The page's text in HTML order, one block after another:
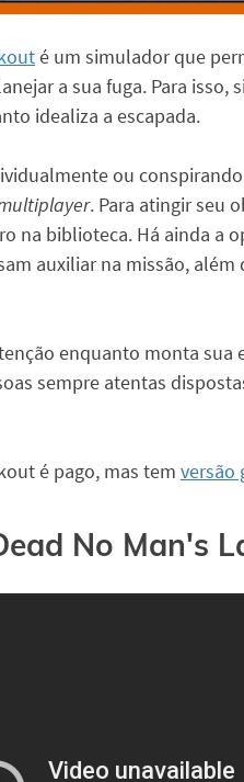
é um simulador que
a sua fuga. Para isso,
idealiza a escapada.
ou
. Para atingir seu
na biblioteca. Há ainda a
auxiliar na missão, além
enquanto monta sua
sempre atentas
é pago, mas tem versão
No Man's